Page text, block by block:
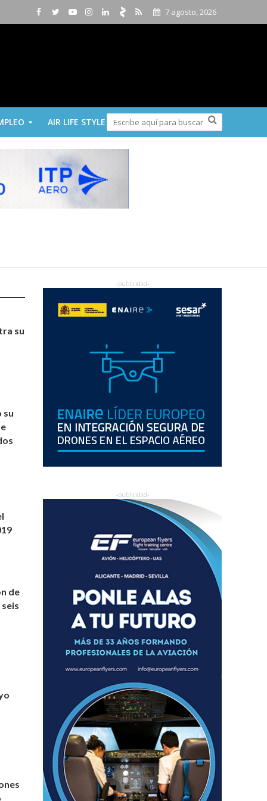
7 agosto, 2026
AIR LIFE STYLE
su
su
de